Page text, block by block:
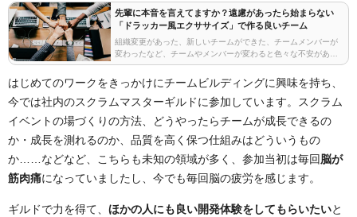
先輩に本音を言えてますか？遠慮があったら始まらない
「ドラッカー風エクササイズ」で作る良いチーム
組織変更があった、新しいチームができた、チームメンバーが
変わったなど、チームやメンバーが変わると色々な不安があり
ますよね。あの人はどういう考えや価値観を持っているんだろ
う？自分をどれくらい出しても良いんだろう？など、多く…
はじめてのワークをきっかけにチームビルディングに興味を持ち、
今では社内のスクラムマスターギルドに参加しています。スクラム
イベントの場づくりの方法、どうやったらチームが成長できるの
か・成長を測れるのか、品質を高く保つ仕組みはどういうもの
か……などなど、こちらも未知の領域が多く、参加当初は毎回脳が
筋肉痛になっていましたし、今でも毎回脳の疲労を感じます。
ギルドで力を得て、 ほかの人にも良い開発体験をしてもらいたいと